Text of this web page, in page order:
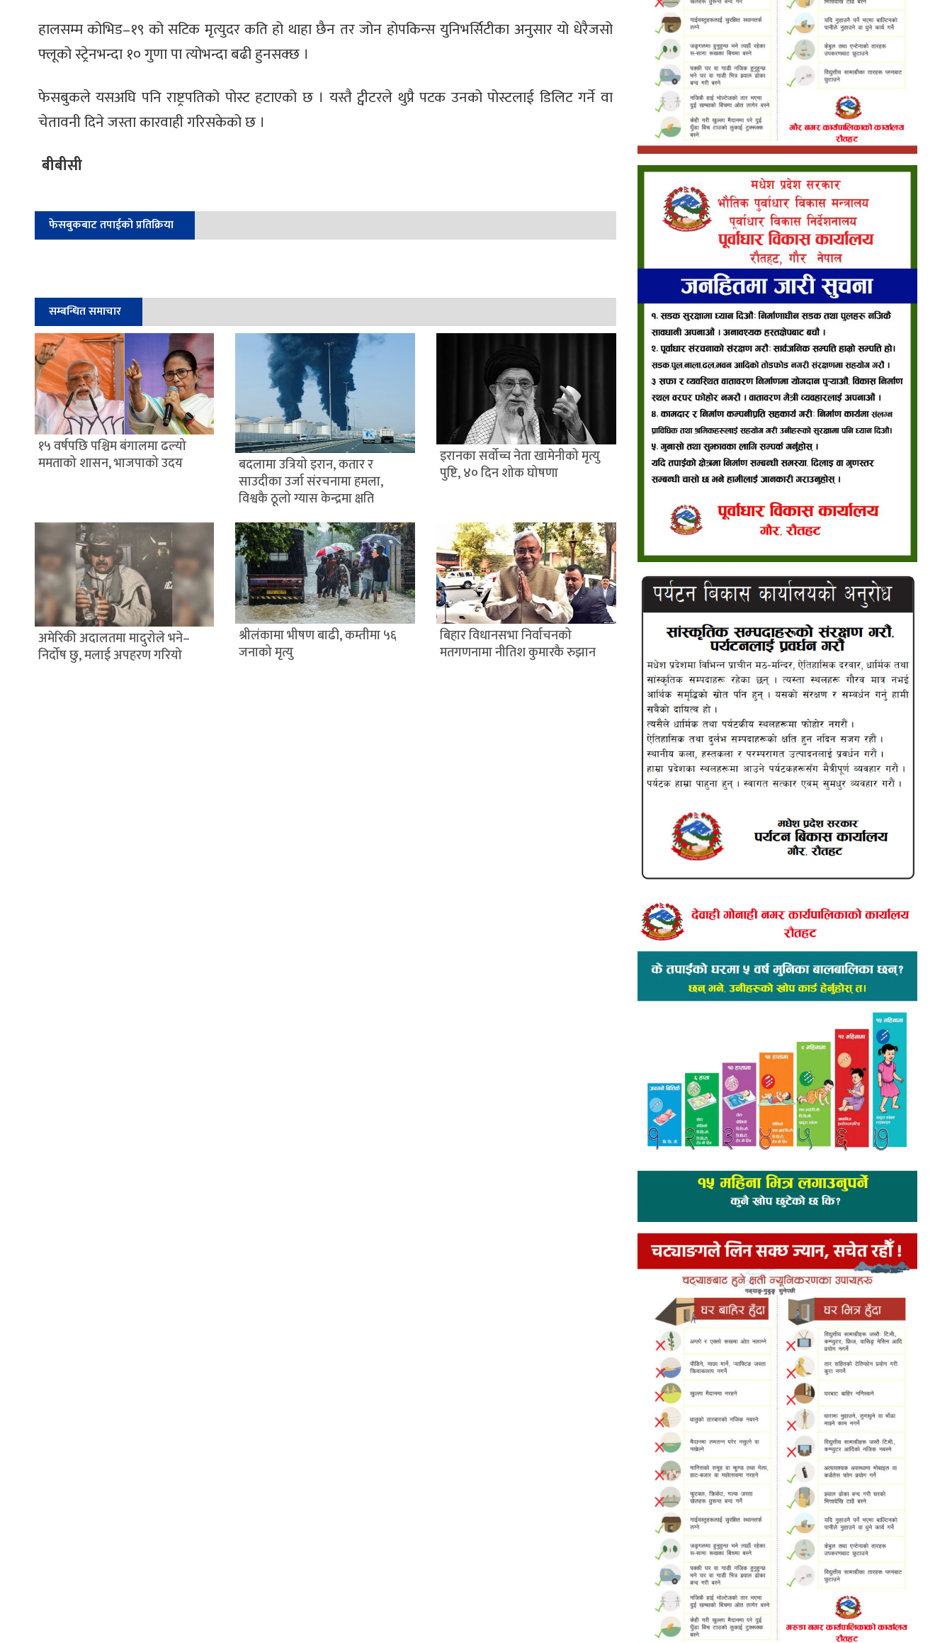
हालसम्म कोभिड–१९ को सटिक मृत्युदर कति हो थाहा छैन तर जोन होपकिन्स युनिभर्सिटीका अनुसार यो धेरैजसो
फ्लूको स्ट्रेनभन्दा १० गुणा पा त्योभन्दा बढी हुनसक्छ ।
फेसबुकले यसअघि पनि राष्ट्रपतिको पोस्ट हटाएको छ । यस्तै ट्वीटरले थुप्रै पटक उनको पोस्टलाई डिलिट गर्ने वा
चेतावनी दिने जस्ता कारवाही गरिसकेको छ ।
बीबीसी
फेसबुकबाट तपाईको प्रतिक्रिया
सम्बन्धित समाचार
१५ वर्षपछि पश्चिम बंगालमा ढल्यो
ममताको शासन, भाजपाको उदय
बदलामा उत्रियो इरान, कतार र
साउदीका उर्जा संरचनामा हमला,
विश्वकै ठूलो ग्यास केन्द्रमा क्षति
इरानका सर्वोच्च नेता खामेनीको मृत्यु
पुष्टि, ४० दिन शोक घोषणा
अमेरिकी अदालतमा मादुरोले भने–
निर्दोष छु, मलाई अपहरण गरियो
श्रीलंकामा भीषण बाढी, कम्तीमा ५६
जनाको मृत्यु
बिहार विधानसभा निर्वाचनको
मतगणनामा नीतिश कुमारकै रुझान